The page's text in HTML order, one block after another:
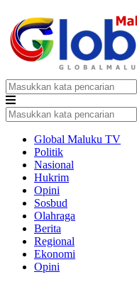
Global Maluku TV
Politik
Nasional
Hukrim
Opini
Sosbud
Olahraga
Berita
Regional
Ekonomi
Opini